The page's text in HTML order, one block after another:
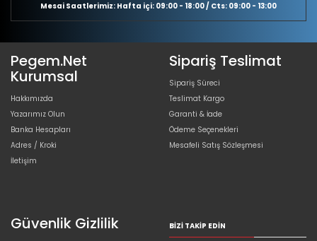
Mesai Saatlerimiz: Hafta içi: 09:00 - 18:00 / Cts: 09:00 - 13:00
Pegem.Net
Kurumsal
Hakkımızda
Yazarımız Olun
Banka Hesapları
Adres / Kroki
İletişim
Sipariş Teslimat
Sipariş Süreci
Teslimat Kargo
Garanti & İade
Ödeme Seçenekleri
Mesafeli Satış Sözleşmesi
Güvenlik Gizlilik BIZI TAKIP EDIN